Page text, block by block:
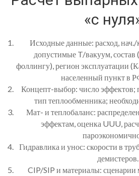
«с
Исходные данные: расход,
допустимые T/вакуум, состав
фоллингу), регион эксплуатации
населенный пункт в
Концепт-выбор: число эффектов;
тип теплообменника;
Мат- и теплобаланс:
эффектам, оценка UUU,
Гидравлика и унос: скорости в
демистеров.
CIP/SIP и материалы: сценарии